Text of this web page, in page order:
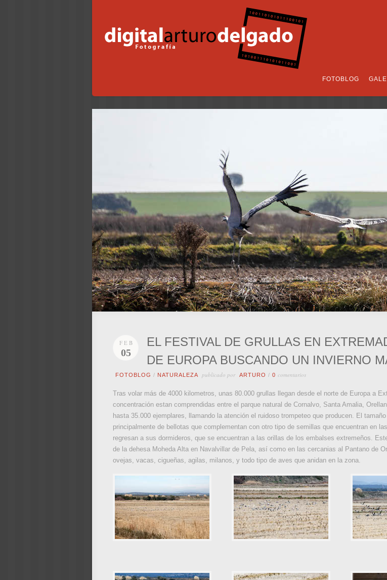
FOTOBLOG
FEB
05
EL FESTIVAL DE GRULLAS EN
DE EUROPA BUSCANDO UN INVIERNO
FOTOBLOG / NATURALEZA publicado por ARTURO / 0 comentarios
Tras volar más de 4000 kilometros, unas 80.000 grullas llegan desde el norte de Europa a
concentración estan comprendidas entre el parque natural de Cornalvo, Santa Amalia,
hasta 35.000 ejemplares, llamando la atención el ruidoso trompeteo que producen. El
principalmente de bellotas que complementan con otro tipo de semillas que encuentran en
regresan a sus dormideros, que se encuentran a las orillas de los embalses extremeños.
de la dehesa Moheda Alta en Navalvillar de Pela, así como en las cercanias al Pantano de
ovejas, vacas, cigueñas, agilas, milanos, y todo tipo de aves que anidan en la zona.